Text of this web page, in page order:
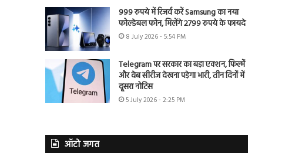
999 रुपये में रिजर्व करें Samsung का नया
फोल्डेबल फोन, मिलेंगे 2799 रुपये के फायदे
8 July 2026 - 5:54 PM
Telegram पर सरकार का बड़ा एक्शन, फिल्में
और वेब सीरीज देखना पड़ेगा भारी, तीन दिनों में
दूसरा नोटिस
5 July 2026 - 2:25 PM
ऑटो जगत